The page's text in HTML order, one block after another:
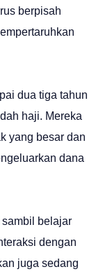
berpisah
dua tiga tahun
haji. Mereka
yang besar dan
dana
belajar
dengan
juga sedang